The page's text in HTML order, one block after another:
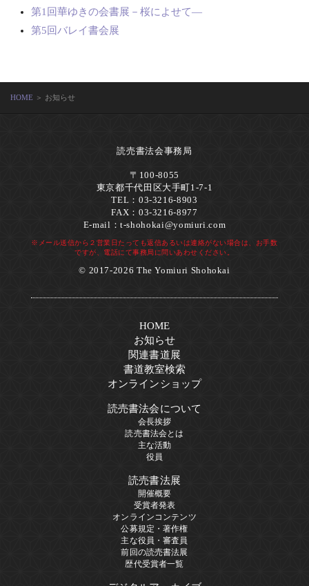
第1回華ゆきの会書展－桜によせて―
第5回バレイ書会展
HOME ＞ お知らせ
読売書法会事務局
〒100-8055
東京都千代田区大手町1-7-1
TEL：03-3216-8903
FAX：03-3216-8977
E-mail：t-shohokai@yomiuri.com
※メール送信から２営業日たっても返信あるいは連絡がない場合は、お手数
ですが、電話にて事務局に問いあわせください。
© 2017-2026 The Yomiuri Shohokai
HOME
お知らせ
関連書道展
書道教室検索
オンラインショップ
読売書法会について
会長挨拶
読売書法会とは
主な活動
役員
読売書法展
開催概要
受賞者発表
オンラインコンテンツ
公募規定・著作権
主な役員・審査員
前回の読売書法展
歴代受賞者一覧